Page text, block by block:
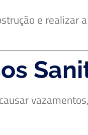
e realizar